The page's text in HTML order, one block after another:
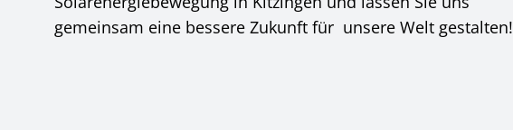
gemeinsam eine bessere Zukunft für unsere Welt gestalten!